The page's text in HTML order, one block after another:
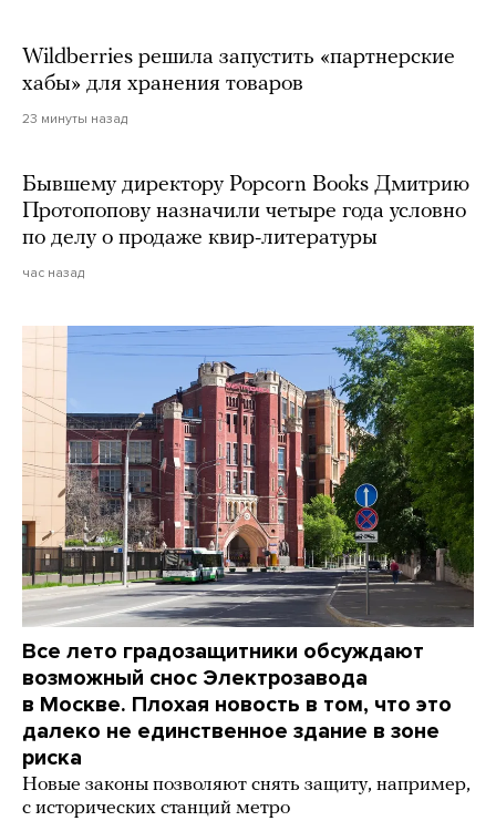
Wildberries решила запустить «партнерские
хабы» для хранения товаров
23 минуты назад
Бывшему директору Popcorn Books Дмитрию
Протопопову назначили четыре года условно
по делу о продаже квир-литературы
час назад
Все лето градозащитники обсуждают
возможный снос Электрозавода
в Москве. Плохая новость в том, что это
далеко не единственное здание в зоне
риска
Новые законы позволяют снять защиту, например,
с исторических станций метро